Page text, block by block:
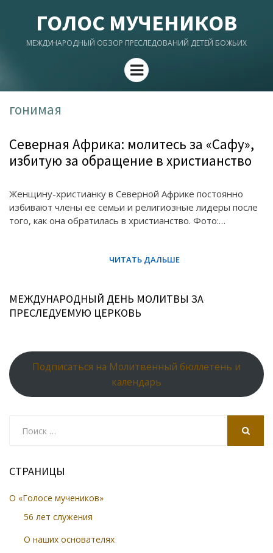
ГОЛОС МУЧЕНИКОВ
МЕЖДУНАРОДНЫЙ ОБЗОР ПРЕСЛЕДОВАНИЙ ДЕТЕЙ БОЖЬИХ
Menu
гонимая
Северная Африка: молитесь за «Сафу»,
избитую за обращение в христианство
Женщину-христианку в Северной Африке постоянно
избивают члены ее семьи и религиозные лидеры после
того, как она обратилась в христианство. Фото:…
МЕЖДУНАРОДНЫЙ ДЕНЬ МОЛИТВЫ ЗА
ПРЕСЛЕДУЕМУЮ ЦЕРКОВЬ
Подписаться на Молитвенный бюллетень и
календарь
СТРАНИЦЫ
О «Голосе мучеников»
56 лет служения
О наших основателях